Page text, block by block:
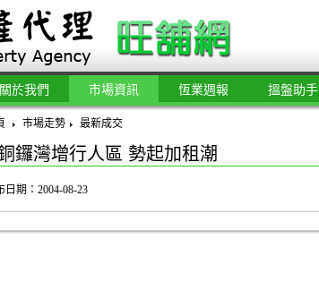
關於我們 市場資訊 恆業週報 搵盤助手
市場走勢 最新成交
鑼灣增行人區 勢起加租潮
日期：2004-08-23